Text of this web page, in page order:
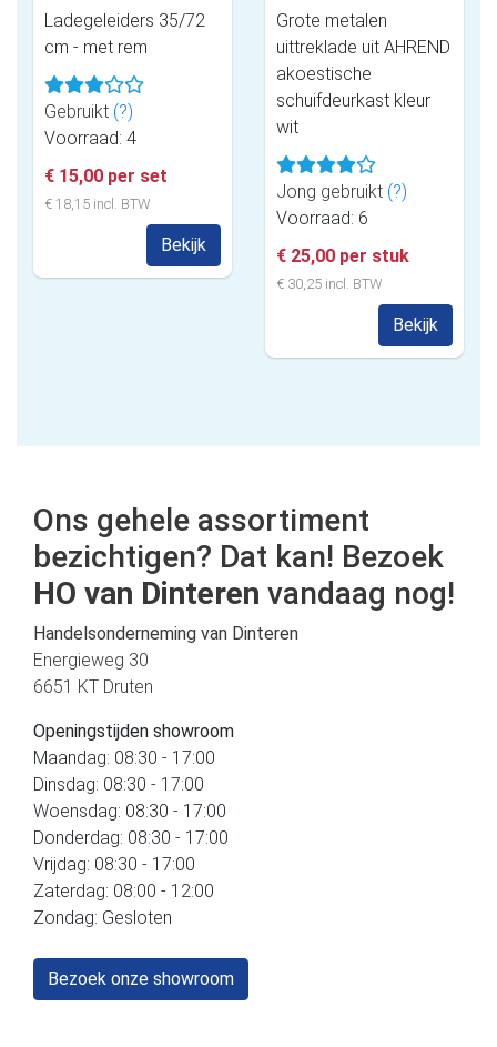
Ladegeleiders 35/72
cm - met rem
Gebruikt (?)
Voorraad: 4
€ 15,00 per set
€ 18,15 incl. BTW
Bekijk
Grote metalen
uittreklade uit AHREND
akoestische
schuifdeurkast kleur
wit
Jong gebruikt (?)
Voorraad: 6
€ 25,00 per stuk
€ 30,25 incl. BTW
Bekijk
Ons gehele assortiment
bezichtigen? Dat kan! Bezoek
HO van Dinteren vandaag nog!
Handelsonderneming van Dinteren
Energieweg 30
6651 KT Druten
Openingstijden showroom
Maandag: 08:30 - 17:00
Dinsdag: 08:30 - 17:00
Woensdag: 08:30 - 17:00
Donderdag: 08:30 - 17:00
Vrijdag: 08:30 - 17:00
Zaterdag: 08:00 - 12:00
Zondag: Gesloten
Bezoek onze showroom